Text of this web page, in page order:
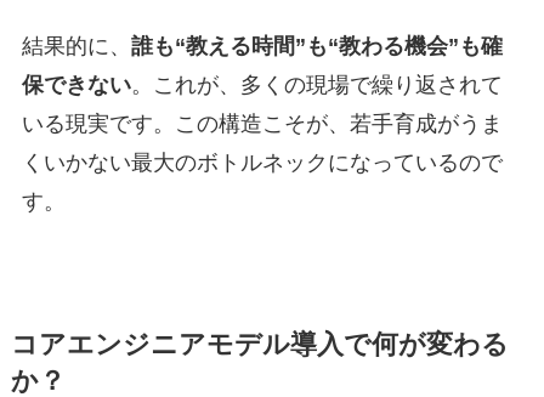
結果的に、 誰も“教える時間”も“教わる機会”も確
保できない。これが、多くの現場で繰り返されて
いる現実です。この構造こそが、若手育成がうま
くいかない最大のボトルネックになっているので
す。
コアエンジニアモデル導入で何が変わる
か？